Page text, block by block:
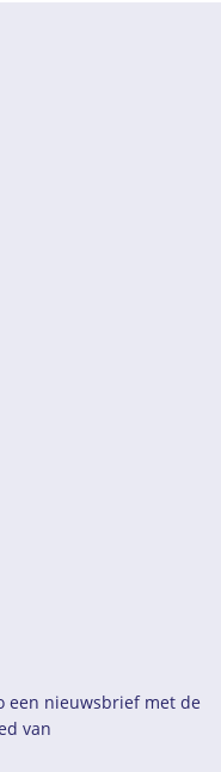
een nieuwsbrief met de
van